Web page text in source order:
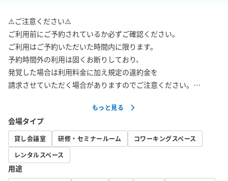
⚠️ご注意ください⚠️
ご利用前にご予約されているか必ずご確認ください。
ご利用はご予約いただいた時間内に限ります。
予約時間外の利用は固くお断りしており、
発覚した場合は利用料金に加え規定の違約金を
請求させていただく場合がありますのでご注意ください。
🧑‍💻【2号室】ヴァリエンテフォーラム恵比寿👩‍💻
恵比寿駅西口より徒歩1分！
アクセス抜群のリーズナブルなレンタルスペースです🚶‍
ホワイトボード完備🙆会議・打ち合わせにおすすめ👌
もっと見る
会場タイプ
貸し会議室 研修・セミナールーム
コワーキングスペース
レンタルスペース
用途